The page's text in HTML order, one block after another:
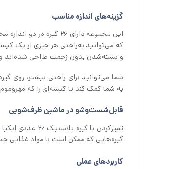
گزینه‌های اندازه مناسب
و بسته‌شدن بدون زحمت طراحی شده‌اند و
به شما کمک کند تا کیسه‌ای را که
قابل‌شست‌وشو در ماشین ظرف‌شویی
گیره‌هایی که ممکن است با مواد غذایی
کاربردهای عملی